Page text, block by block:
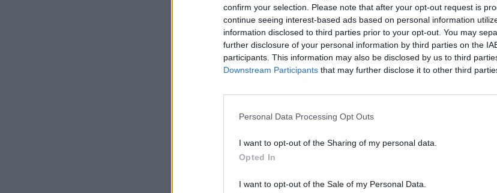
confirm your selection. Please note that after your opt-out request is
continue seeing interest-based ads based on personal information
information disclosed to third parties prior to your opt-out. You may
further disclosure of your personal information by third parties on the
participants. This information may also be disclosed by us to third
Downstream Participants that may further disclose it to other third
Personal Data Processing Opt Outs
I want to opt-out of the Sharing of my personal data.
Opted In
I want to opt-out of the Sale of my Personal Data.